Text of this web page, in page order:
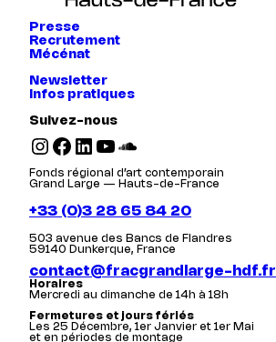
Presse
Recrutement
Mécénat
Newsletter
Infos pratiques
Suivez-nous
Instagram Facebook LinkedIn YouTube SoundCloud
Fonds régional d’art contemporain
Grand Large — Hauts-de-France
+33 (0)3 28 65 84 20
503 avenue des Bancs de Flandres
59140 Dunkerque, France
contact@fracgrandlarge-hdf.fr
Horaires
Mercredi au dimanche de 14h à 18h
Fermetures et jours fériés
Les 25 Décembre, 1er Janvier et 1er Mai
et en périodes de montage